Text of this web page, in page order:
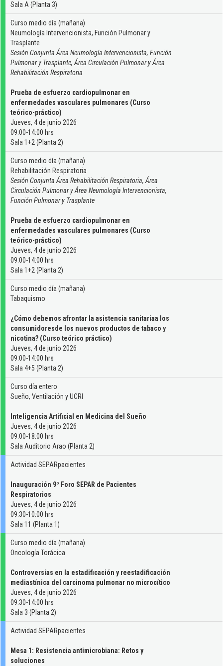
Sala A (Planta 3)
Curso medio día (mañana)
Neumología Intervencionista, Función Pulmonar y
Trasplante
Sesión Conjunta Área Neumología Intervencionista, Función
Pulmonar y Trasplante, Área Circulación Pulmonar y Área
Rehabilitación Respiratoria
Prueba de esfuerzo cardiopulmonar en
enfermedades vasculares pulmonares (Curso
teórico-práctico)
Jueves, 4 de junio 2026
09:00-14:00 hrs
Sala 1+2 (Planta 2)
Curso medio día (mañana)
Rehabilitación Respiratoria
Sesión Conjunta Área Rehabilitación Respiratoria, Área
Circulación Pulmonar y Área Neumología Intervencionista,
Función Pulmonar y Trasplante
Prueba de esfuerzo cardiopulmonar en
enfermedades vasculares pulmonares (Curso
teórico-práctico)
Jueves, 4 de junio 2026
09:00-14:00 hrs
Sala 1+2 (Planta 2)
Curso medio día (mañana)
Tabaquismo
¿Cómo debemos afrontar la asistencia sanitariaa los
consumidoresde los nuevos productos de tabaco y
nicotina? (Curso teórico práctico)
Jueves, 4 de junio 2026
09:00-14:00 hrs
Sala 4+5 (Planta 2)
Curso día entero
Sueño, Ventilación y UCRI
Inteligencia Artificial en Medicina del Sueño
Jueves, 4 de junio 2026
09:00-18:00 hrs
Sala Auditorio Arao (Planta 2)
Actividad SEPARpacientes
Inauguración 9º Foro SEPAR de Pacientes
Respiratorios
Jueves, 4 de junio 2026
09:30-10:00 hrs
Sala 11 (Planta 1)
Curso medio día (mañana)
Oncología Torácica
Controversias en la estadificación y reestadificación
mediastínica del carcinoma pulmonar no microcítico
Jueves, 4 de junio 2026
09:30-14:00 hrs
Sala 3 (Planta 2)
Actividad SEPARpacientes
Mesa 1: Resistencia antimicrobiana: Retos y
soluciones